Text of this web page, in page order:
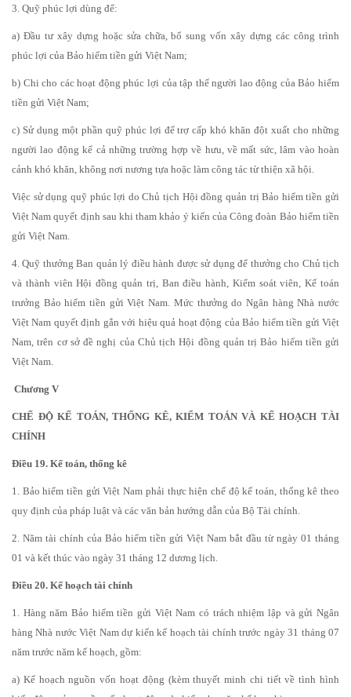
3. Quỹ phúc lợi dùng để:
a) Đầu tư xây dựng hoặc sửa chữa, bổ sung vốn xây dựng các công trình
phúc lợi của Bảo hiểm tiền gửi Việt Nam;
b) Chi cho các hoạt động phúc lợi của tập thể người lao động của Bảo hiểm
tiền gửi Việt Nam;
c) Sử dụng một phần quỹ phúc lợi để trợ cấp khó khăn đột xuất cho những
người lao động kể cả những trường hợp về hưu, về mất sức, lâm vào hoàn
cảnh khó khăn, không nơi nương tựa hoặc làm công tác từ thiện xã hội.
Việc sử dụng quỹ phúc lợi do Chủ tịch Hội đồng quản trị Bảo hiểm tiền gửi
Việt Nam quyết định sau khi tham khảo ý kiến của Công đoàn Bảo hiểm tiền
gửi Việt Nam.
4. Quỹ thưởng Ban quản lý điều hành được sử dụng để thưởng cho Chủ tịch
và thành viên Hội đồng quản trị, Ban điều hành, Kiểm soát viên, Kế toán
trưởng Bảo hiểm tiền gửi Việt Nam. Mức thưởng do Ngân hàng Nhà nước
Việt Nam quyết định gắn với hiệu quả hoạt động của Bảo hiểm tiền gửi Việt
Nam, trên cơ sở đề nghị của Chủ tịch Hội đồng quản trị Bảo hiểm tiền gửi
Việt Nam.
Chương V
CHẾ ĐỘ KẾ TOÁN, THỐNG KÊ, KIỂM TOÁN VÀ KẾ HOẠCH TÀI
CHÍNH
Điều 19. Kế toán, thống kê
1. Bảo hiểm tiền gửi Việt Nam phải thực hiện chế độ kế toán, thống kê theo
quy định của pháp luật và các văn bản hướng dẫn của Bộ Tài chính.
2. Năm tài chính của Bảo hiểm tiền gửi Việt Nam bắt đầu từ ngày 01 tháng
01 và kết thúc vào ngày 31 tháng 12 dương lịch.
Điều 20. Kế hoạch tài chính
1. Hàng năm Bảo hiểm tiền gửi Việt Nam có trách nhiệm lập và gửi Ngân
hàng Nhà nước Việt Nam dự kiến kế hoạch tài chính trước ngày 31 tháng 07
năm trước năm kế hoạch, gồm:
a) Kế hoạch nguồn vốn hoạt động (kèm thuyết minh chi tiết về tình hình